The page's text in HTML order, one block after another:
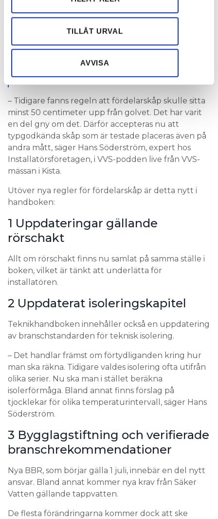
annons- och analysföretag som vi samarbetar med.
Dessa kan i sin tur kombinera informationen med annan
samlat in när du har använt deras tjänster.
TILLÅT URVAL
AVVISA
HANS SÖDERSTRÖM, INSTALLATÖRSFÖRETAGEN
”DEN SOM ALLTID HAR 15-LEDNING FRAM TILL
RADIATOR FÅR KANSKE TÄNKA OM”
DUSCHEN
– Tidigare fanns regeln att fördelarskåp skulle sitta
minst 50 centimeter upp från golvet. Det har varit
en del gny om det. Därför accepteras nu att
typgodkända skåp som är testade placeras även på
andra mått, säger Hans Söderström, expert hos
Installatörsföretagen, i VVS-podden live från VVS-
mässan i Kista.
Utöver nya regler för fördelarskåp är detta nytt i
handboken:
1 Uppdateringar gällande
rörschakt
Allt om rörschakt finns nu samlat på samma ställe i
boken, vilket är tänkt att underlätta för
installatören.
2 Uppdaterat isoleringskapitel
Teknikhandboken innehåller också en uppdatering
av branschstandarden för teknisk isolering.
– Det handlar främst om förtydliganden kring hur
man ska räkna. Tidigare valdes isolering ofta utifrån
olika serier. Nu ska man i stället beräkna
isolerförmåga. Bland annat finns förslag på
tjocklekar för olika temperaturintervall, säger Hans
Söderström.
3 Bygglagstiftning och verifierade
branschrekommendationer
Nya BBR, som börjar gälla 1 juli, innebär en del nytt
ansvar. Bland annat kommer nya krav från Säker
Vatten gällande tappvatten.
De flesta förändringarna kommer dock att ske